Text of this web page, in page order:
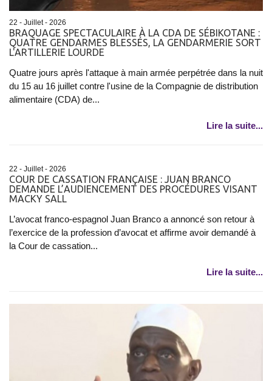
22 - Juillet - 2026
BRAQUAGE SPECTACULAIRE À LA CDA DE SÉBIKOTANE :
QUATRE GENDARMES BLESSÉS, LA GENDARMERIE SORT
L'ARTILLERIE LOURDE
Quatre jours après l'attaque à main armée perpétrée dans la nuit
du 15 au 16 juillet contre l'usine de la Compagnie de distribution
alimentaire (CDA) de...
Lire la suite...
22 - Juillet - 2026
COUR DE CASSATION FRANÇAISE : JUAN BRANCO
DEMANDE L’AUDIENCEMENT DES PROCÉDURES VISANT
MACKY SALL
L’avocat franco-espagnol Juan Branco a annoncé son retour à
l’exercice de la profession d’avocat et affirme avoir demandé à
la Cour de cassation...
Lire la suite...